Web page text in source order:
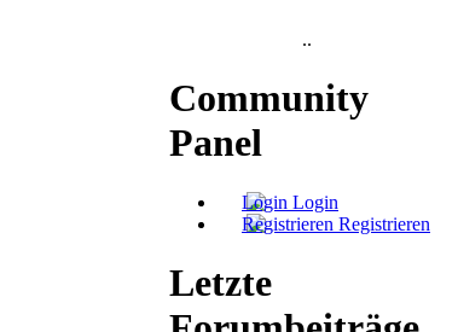
..
Community
Panel
Login
Registrieren
Letzte